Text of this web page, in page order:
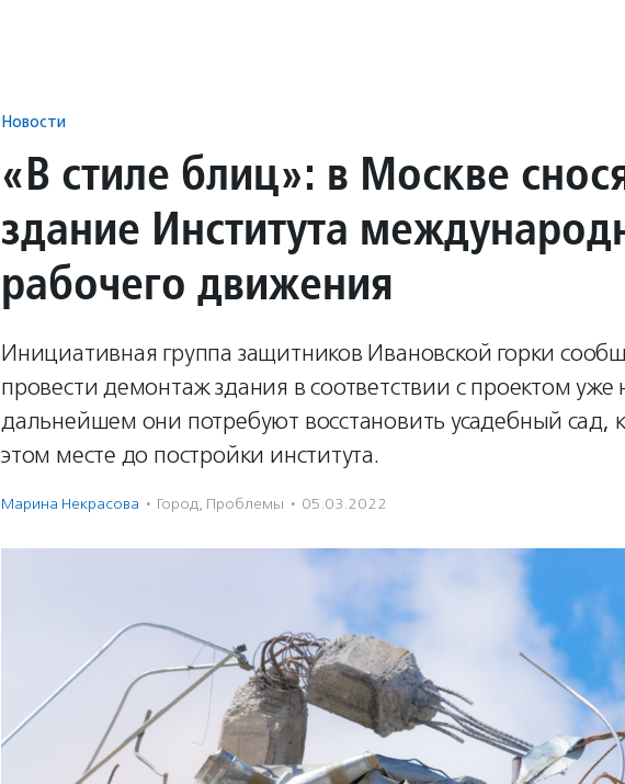
Новости
«В стиле блиц»: в Москве
здание Института
рабочего движения
Инициативная группа защитников Ивановской горки
провести демонтаж здания в соответствии с проектом
дальнейшем они потребуют восстановить усадебный сад,
этом месте до постройки института.
Марина Некрасова · Город, Проблемы · 05.03.2022